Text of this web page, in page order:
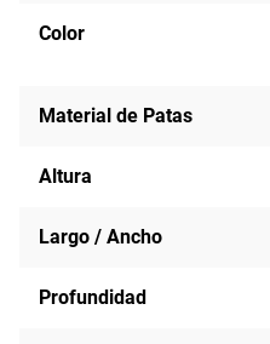
Color
Material de Patas
Altura
Largo / Ancho
Profundidad